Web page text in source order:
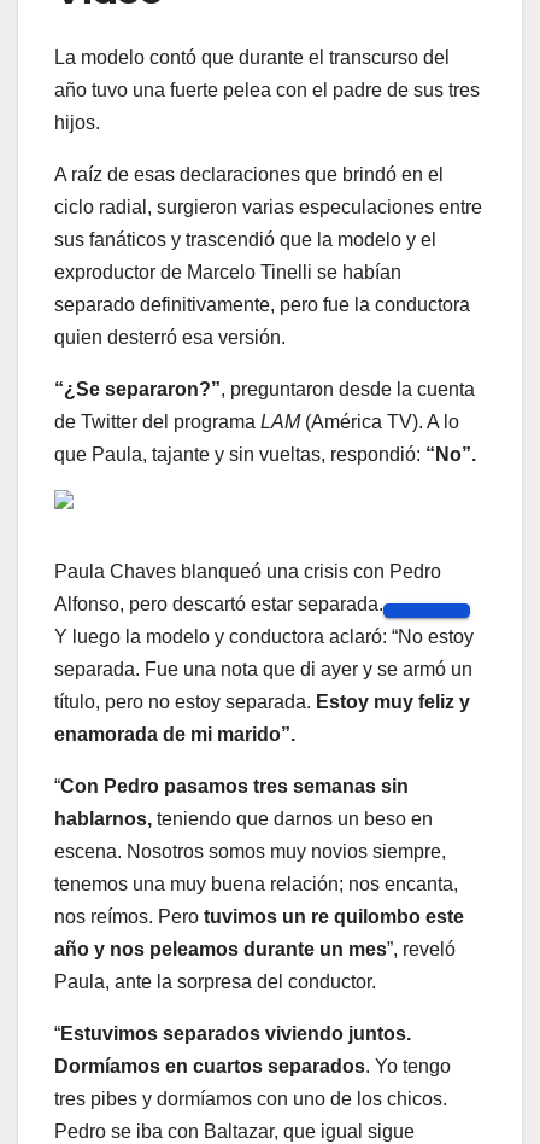
La modelo contó que durante el transcurso del
año tuvo una fuerte pelea con el padre de sus tres
hijos.
A raíz de esas declaraciones que brindó en el
ciclo radial, surgieron varias especulaciones entre
sus fanáticos y trascendió que la modelo y el
exproductor de Marcelo Tinelli se habían
separado definitivamente, pero fue la conductora
quien desterró esa versión.
“¿Se separaron?”, preguntaron desde la cuenta
de Twitter del programa LAM (América TV). A lo
que Paula, tajante y sin vueltas, respondió: “No”.
Paula Chaves blanqueó una crisis con Pedro
Alfonso, pero descartó estar separada.
Y luego la modelo y conductora aclaró: “No estoy
separada. Fue una nota que di ayer y se armó un
título, pero no estoy separada. Estoy muy feliz y
enamorada de mi marido”.
“Con Pedro pasamos tres semanas sin
hablarnos, teniendo que darnos un beso en
escena. Nosotros somos muy novios siempre,
tenemos una muy buena relación; nos encanta,
nos reímos. Pero tuvimos un re quilombo este
año y nos peleamos durante un mes”, reveló
Paula, ante la sorpresa del conductor.
“Estuvimos separados viviendo juntos.
Dormíamos en cuartos separados. Yo tengo
tres pibes y dormíamos con uno de los chicos.
Pedro se iba con Baltazar, que igual sigue